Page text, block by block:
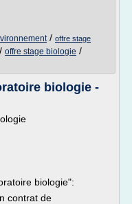
/ offre stage
/ offre stage biologie /
biologie -
biologie":
contrat de